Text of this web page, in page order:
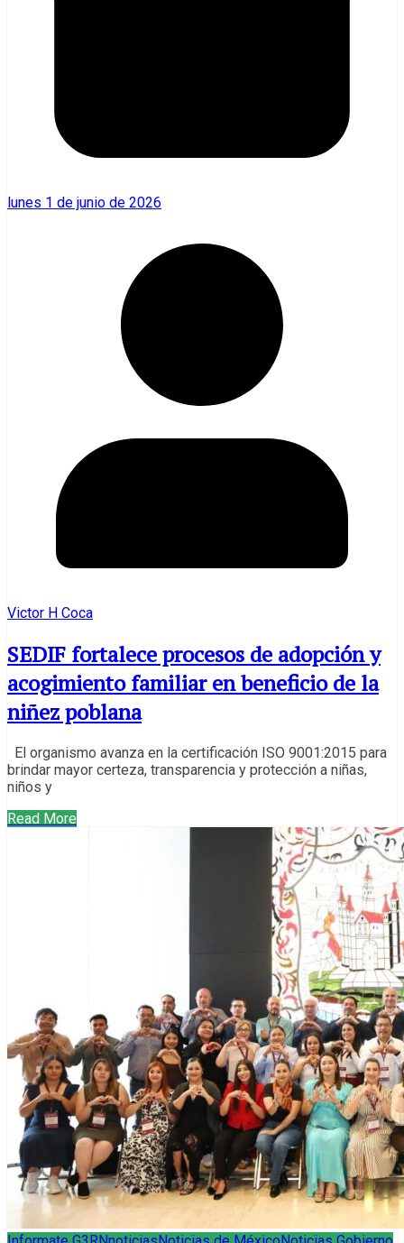
lunes 1 de junio de 2026
Victor H Coca
SEDIF fortalece procesos de adopción y
acogimiento familiar en beneficio de la
niñez poblana
El organismo avanza en la certificación ISO 9001:2015 para
brindar mayor certeza, transparencia y protección a niñas,
niños y
Read More